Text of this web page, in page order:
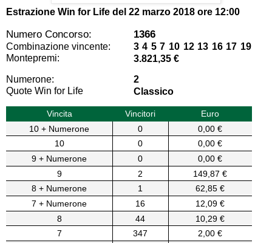
Estrazione Win for Life del 22 marzo 2018 ore 12:00
Numero Concorso: 1366
Combinazione vincente:
3 4 5 7 10 12 13 16 17 19
Montepremi:
3.821,35 €
Numerone:
2
Quote Win for Life
Classico
Vincita Vincitori
Euro
10 + Numerone
0
0,00 €
10
0
0,00 €
9 + Numerone
0
0,00 €
9
2
149,87 €
8 + Numerone
1
62,85 €
7 + Numerone
16
12,09 €
8
44
10,29 €
7
347
2,00 €